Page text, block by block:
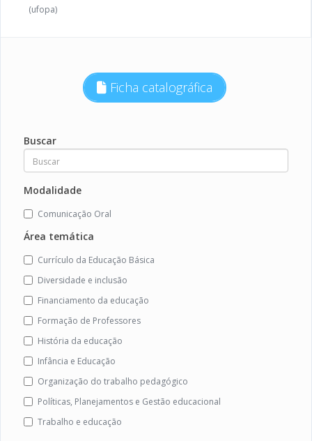
(ufopa)
Ficha catalográfica
Buscar
Modalidade
Comunicação Oral
Área temática
Currículo da Educação Básica
Diversidade e inclusão
Financiamento da educação
Formação de Professores
História da educação
Infância e Educação
Organização do trabalho pedagógico
Políticas, Planejamentos e Gestão educacional
Trabalho e educação